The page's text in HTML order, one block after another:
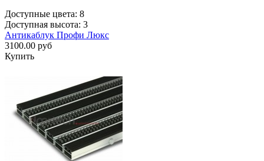
Доступные цвета: 8
Доступная высота: 3
Антикаблук Профи Люкс
3100.00 руб
Купить